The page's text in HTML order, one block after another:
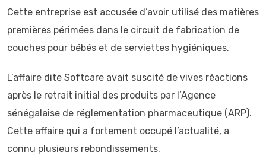
Cette entreprise est accusée d’avoir utilisé des matières
premières périmées dans le circuit de fabrication de
couches pour bébés et de serviettes hygiéniques.
L’affaire dite Softcare avait suscité de vives réactions
après le retrait initial des produits par l’Agence
sénégalaise de réglementation pharmaceutique (ARP).
Cette affaire qui a fortement occupé l’actualité, a
connu plusieurs rebondissements.